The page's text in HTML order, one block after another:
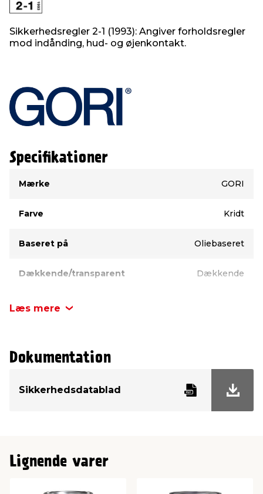
Sikkerhedsregler 2-1 (1993): Angiver forholdsregler
mod indånding, hud- og øjenkontakt.
Specifikationer
Mærke
GORI
Farve Kridt
Baseret på Oliebaseret
Dækkende/transparent Dækkende
Indhold liter
Dækkeevne (m²/l)
EAN-nummer 8716242881148
Læs mere
Dokumentation
Sikkerhedsdatablad
Lignende varer